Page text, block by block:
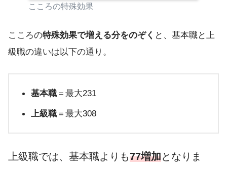
こころの特殊効果
こころの特殊効果で増える分をのぞく と、基本職と上
級職の違いは以下の通り。
基本職 ＝最大231
上級職 ＝最大308
上級職では、基本職よりも77増加となりま